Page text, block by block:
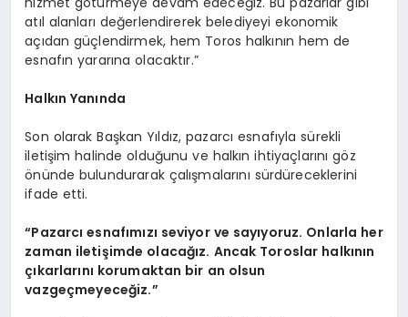
atıl alanları değerlendirerek belediyeyi ekonomik
açıdan güçlendirmek, hem Toros halkının hem de
esnafın yararına olacaktır.”
Halkın Yanında
Son olarak Başkan Yıldız, pazarcı esnafıyla sürekli
iletişim halinde olduğunu ve halkın ihtiyaçlarını göz
önünde bulundurarak çalışmalarını sürdüreceklerini
ifade etti.
“Pazarcı esnafımızı seviyor ve sayıyoruz. Onlarla her
zaman iletişimde olacağız. Ancak Toroslar halkının
çıkarlarını korumaktan bir an olsun
vazgeçmeyeceğiz.”